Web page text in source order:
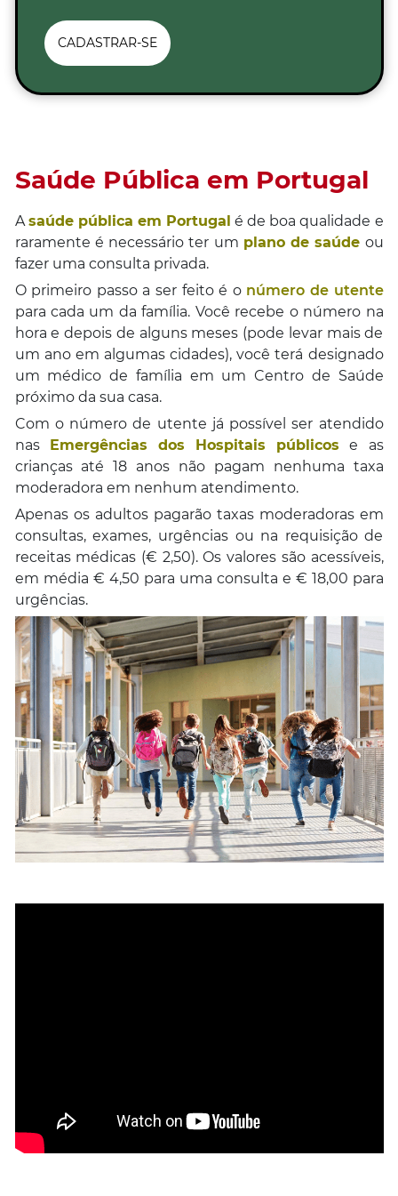
CADASTRAR-SE
Saúde Pública em Portugal
Asaúde pública em Portugal é de boa qualidade e
raramente é necessário ter um plano de saúde ou
fazer uma consulta privada.
O primeiro passo a ser feito é o número de utente
para cada um da família. Você recebe o número na
hora e depois de alguns meses (pode levar mais de
um ano em algumas cidades), você terá designado
um médico de família em um Centro de Saúde
próximo da sua casa.
Com o número de utente já possível ser atendido
nas Emergências dos Hospitais públicos e as
crianças até 18 anos não pagam nenhuma taxa
moderadora em nenhum atendimento.
Apenas os adultos pagarão taxas moderadoras em
consultas, exames, urgências ou na requisição de
receitas médicas (€ 2,50). Os valores são acessíveis,
em média € 4,50 para uma consulta e € 18,00 para
urgências.